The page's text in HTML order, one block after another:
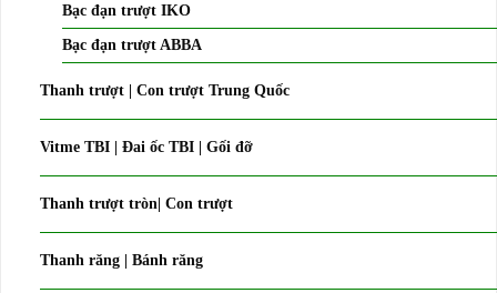
Bạc đạn trượt IKO
Bạc đạn trượt ABBA
Thanh trượt | Con trượt Trung Quốc
Vitme TBI | Đai ốc TBI | Gối đỡ
Thanh trượt tròn| Con trượt
Thanh răng | Bánh răng